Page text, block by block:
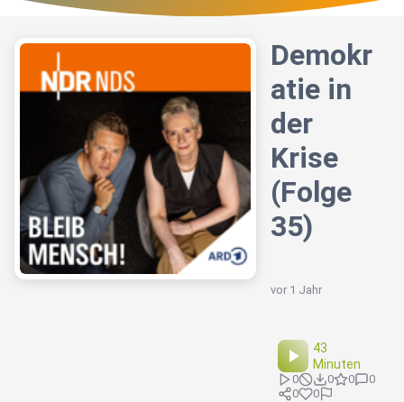
Demokr
atie in
der
Krise
(Folge
35)
vor 1 Jahr
43
Minuten
0 0 0
0
0
0